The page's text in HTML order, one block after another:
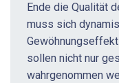
Ende die Qualität
muss sich
sollen nicht nur
wahrgenommen